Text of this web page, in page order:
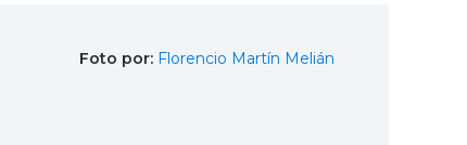
Foto por: Florencio Martín Melián